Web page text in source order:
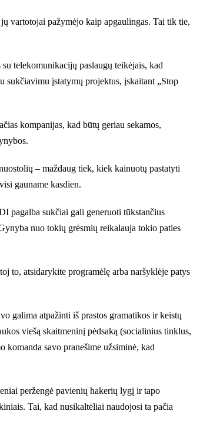
vartotojai pažymėjo kaip apgaulingas. Tai tik tie,
telekomunikacijų paslaugų teikėjais, kad
sukčiavimu įstatymų projektus, įskaitant „Stop
kompanijas, kad būtų geriau sekamos,
– maždaug tiek, kiek kainuotų pastatyti
gauname kasdien.
pagalba sukčiai gali generuoti tūkstančius
nuo tokių grėsmių reikalauja tokio paties
to, atsidarykite programėlę arba naršyklėje patys
galima atpažinti iš prastos gramatikos ir keistų
viešą skaitmeninį pėdsaką (socialinius tinklus,
savo pranešime užsiminė, kad
peržengė pavienių hakerių lygį ir tapo
Tai, kad nusikaltėliai naudojosi ta pačia